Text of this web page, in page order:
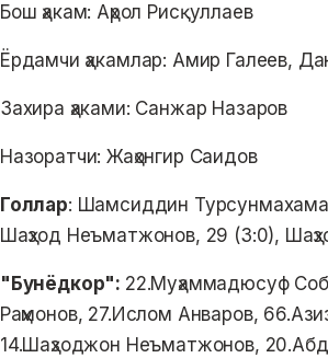
Бош ҳакам: Аҳрол Рисқуллаев
Ёрдамчи ҳакамлар: Амир Галеев,
Захира ҳаками: Санжар Назаров
Назоратчи: Жаҳонгир Саидов
Голлар: Шамсиддин
Шаҳзод Неъматжонов, 29 (3:0),
"Бунёдкор": 22.Муҳаммадюсуф
Раҳмонов, 27.Ислом Анваров,
14.Шаҳзоджон Неъматжонов,